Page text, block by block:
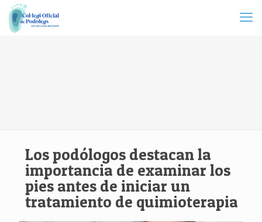
Los podólogos destacan la
importancia de examinar los
pies antes de iniciar un
tratamiento de quimioterapia